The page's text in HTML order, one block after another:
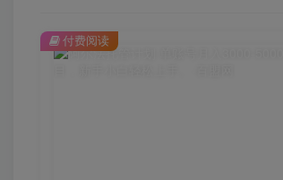
付费阅读